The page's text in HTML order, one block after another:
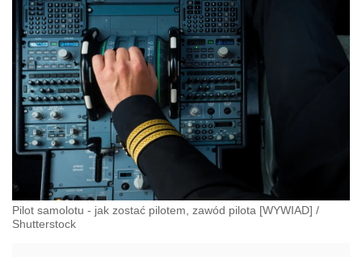
Pilot samolotu - jak zostać pilotem, zawód pilota [WYWIAD] /
Shutterstock